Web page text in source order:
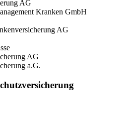
AG
Kranken GmbH
AG
AG
a.G.